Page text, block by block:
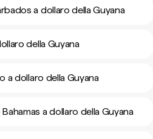
a dollaro della Guyana
della Guyana
a dollaro della Guyana
a dollaro della Guyana